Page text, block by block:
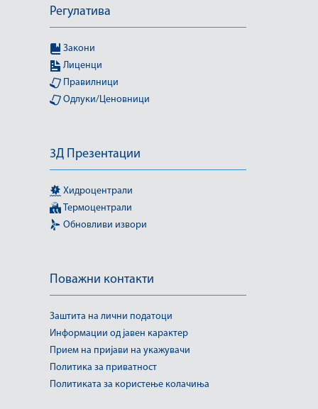
Регулатива
Закони
Лиценци
Правилници
Одлуки/Ценовници
3Д Презентации
Хидроцентрали
Термоцентрали
Обновливи извори
Поважни контакти
Заштита на лични податоци
Информации од јавен карактер
Прием на пријави на укажувачи
Политика за приватност
Политиката за користење колачиња